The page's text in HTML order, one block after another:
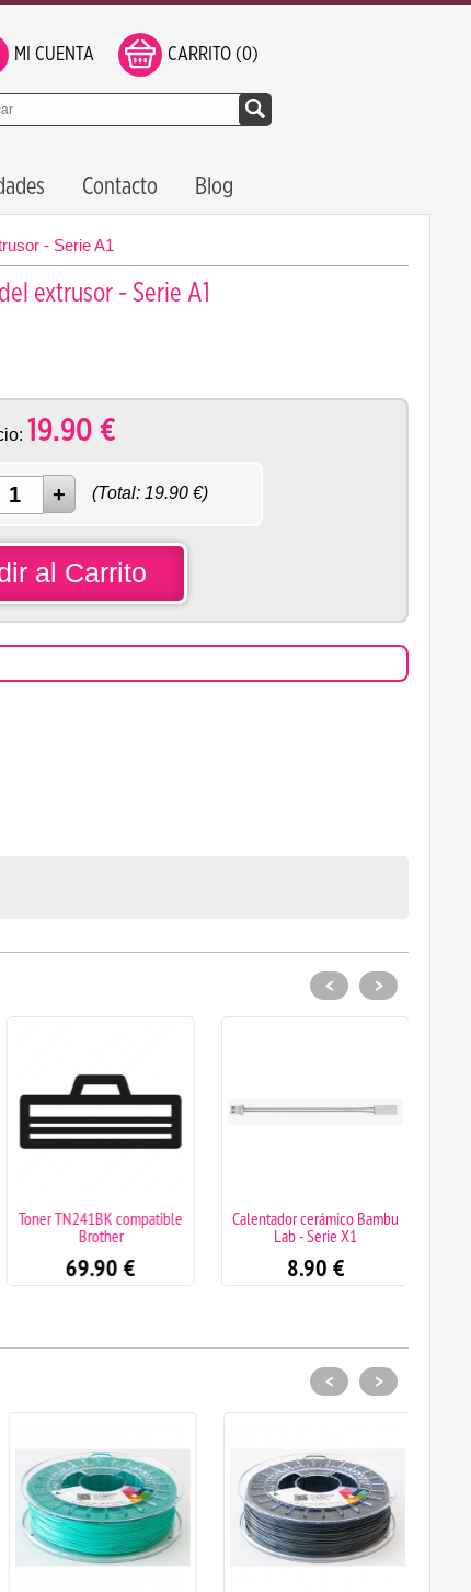
MI CUENTA CARRITO (0)
Contacto Blog
- Serie A1
extrusor - Serie A1
19.90 €
(Total: 19.90€)
al Carrito
Toner TN241BK compatible
Brother
69.90€
Calentador cerámico Bambu
Lab - Serie X1
8.90€
< >
< >